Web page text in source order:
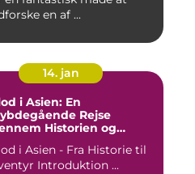
en af ...
14. jan
i Asien: En
Rejse
Historien og
i Asien - Fra Historie til
Eventyr Introduktion ...